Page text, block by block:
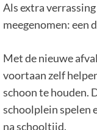
Als extra
meegenomen: een
Met de nieuwe
voortaan zelf
schoon te houden.
schoolplein spelen
na schooltijd.